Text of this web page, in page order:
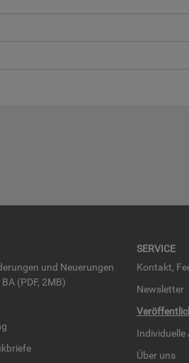
und Neue­run­gen
(PDF, 2MB)
SER­VICE
Kon­takt,
News­let­ter
Über uns